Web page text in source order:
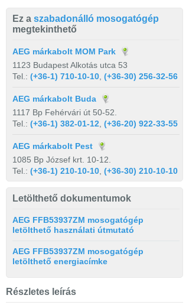
Ez a szabadonálló mosogatógép
megtekinthető
AEG márkabolt MOM Park
1123 Budapest Alkotás utca 53
Tel.: (+36-1) 710-10-10 (+36-30) 256-32-56
AEG márkabolt Buda
1117 Bp Fehérvári út 50-52.
Tel.: (+36-1) 382-01-12 (+36-20) 922-33-55
AEG márkabolt Pest
1085 Bp József krt. 10-12.
Tel.: (+36-1) 210-10-10 (+36-30) 210-10-10
Letölthető dokumentumok
AEG FFB53937ZM mosogatógép
letölthető használati útmutató
AEG FFB53937ZM mosogatógép
letölthető energiacímke
Részletes leírás